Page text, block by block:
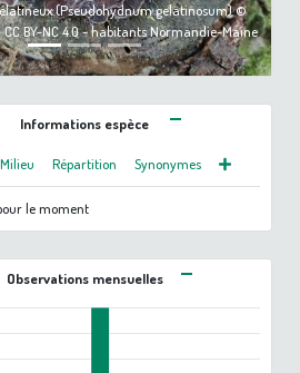
(Pseudohydnum gelatinosum) ©
BY-NC 4.0 - habitants Normandie-Maine
Informations espèce
Milieu Répartition Synonymes
le moment
Observations mensuelles